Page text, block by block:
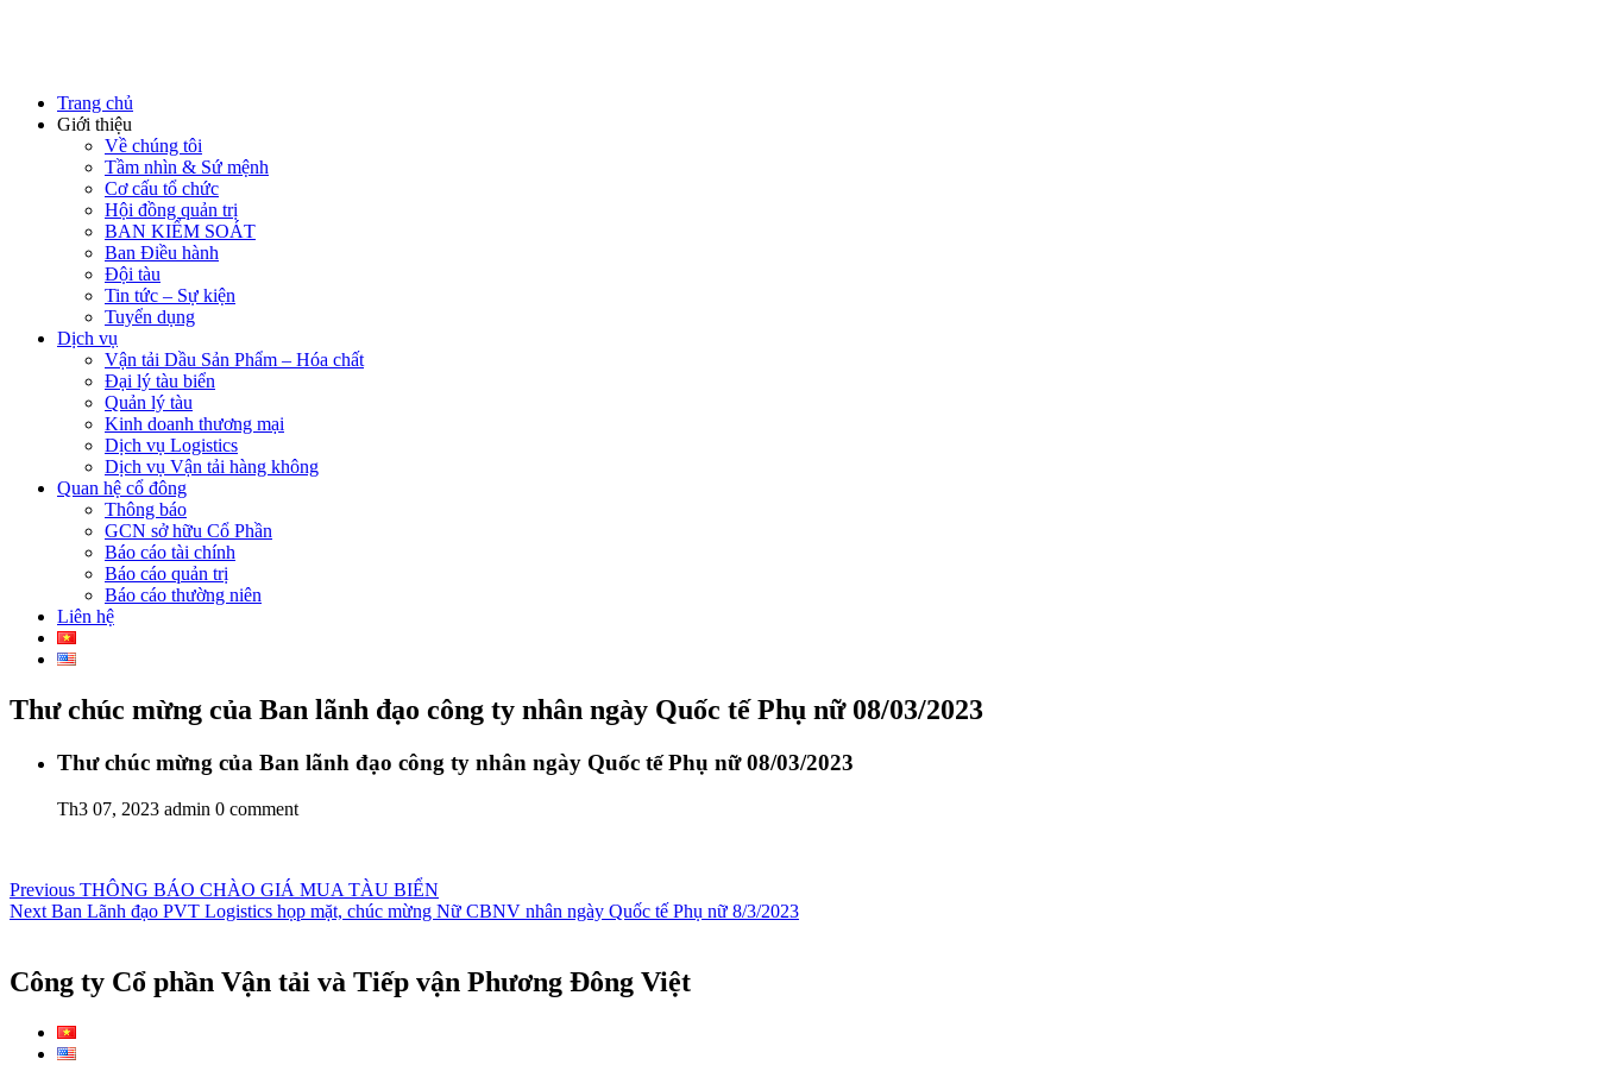
Trang chủ
Giới thiệu
Về chúng tôi
Tầm nhìn & Sứ mệnh
Cơ cấu tổ chức
Hội đồng quản trị
BAN KIỂM SOÁT
Ban Điều hành
Đội tàu
Tin tức – Sự kiện
Tuyển dụng
Dịch vụ
Vận tải Dầu Sản Phẩm – Hóa chất
Đại lý tàu biển
Quản lý tàu
Kinh doanh thương mại
Dịch vụ Logistics
Dịch vụ Vận tải hàng không
Quan hệ cổ đông
Thông báo
GCN sở hữu Cổ Phần
Báo cáo tài chính
Báo cáo quản trị
Báo cáo thường niên
Liên hệ
Thư chúc mừng của Ban lãnh đạo công ty nhân ngày Quốc tế Phụ nữ 08/03/2023
Thư chúc mừng của Ban lãnh đạo công ty nhân ngày Quốc tế Phụ nữ 08/03/2023
Th3 07, 2023 admin 0 comment
Điều
hướng
viết
Previous Previous
post:
THÔNG BÁO CHÀO GIÁ MUA TÀU BIỂN
Next Next
Ban Lãnh đạo PVT Logistics họp mặt, chúc mừng Nữ CBNV nhân ngày Quốc tế Phụ nữ 8/3/2023
Công ty Cổ phần Vận tải và Tiếp vận Phương Đông Việt